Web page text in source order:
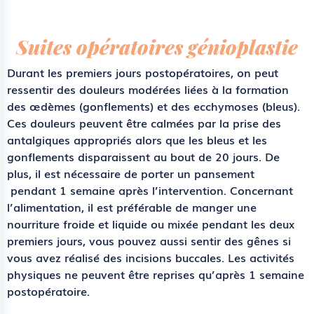
Suites opératoires génioplastie
Durant les premiers jours postopératoires, on peut
ressentir des douleurs modérées liées à la formation
des œdèmes (gonflements) et des ecchymoses (bleus).
Ces douleurs peuvent être calmées par la prise des
antalgiques appropriés alors que les bleus et les
gonflements disparaissent au bout de 20 jours. De
plus, il est nécessaire de porter un pansement
pendant 1 semaine après l’intervention. Concernant
l’alimentation, il est préférable de manger une
nourriture froide et liquide ou mixée pendant les deux
premiers jours, vous pouvez aussi sentir des gênes si
vous avez réalisé des incisions buccales. Les activités
physiques ne peuvent être reprises qu’après 1 semaine
postopératoire.